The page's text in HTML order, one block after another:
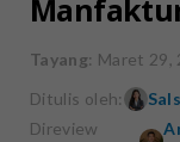
Tayang: Maret 29,
Ditulis oleh:
Direview